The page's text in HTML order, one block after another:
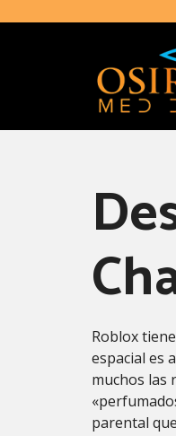
Roblox
espacial es
muchos las
parental